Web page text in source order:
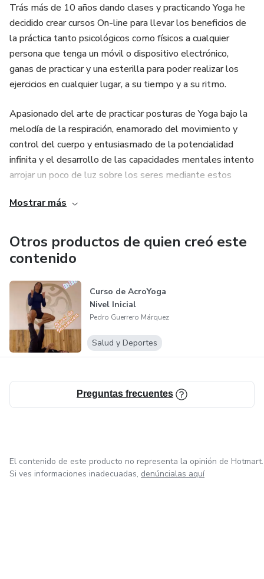
Trás más de 10 años dando clases y practicando Yoga he
decidido crear cursos On-line para llevar los beneficios de
la práctica tanto psicológicos como físicos a cualquier
persona que tenga un móvil o dispositivo electrónico,
ganas de practicar y una esterilla para poder realizar los
ejercicios en cualquier lugar, a su tiempo y a su ritmo.
Apasionado del arte de practicar posturas de Yoga bajo la
melodía de la respiración, enamorado del movimiento y
control del cuerpo y entusiasmado de la potencialidad
infinita y el desarrollo de las capacidades mentales intento
arrojar un poco de luz sobre los seres mediante estos
hora de materializar sus sueños e ilusiones.
Mostrar más
Otros productos de quien creó este
contenido
Curso de AcroYoga
Nivel Inicial
Pedro Guerrero Márquez
Salud y Deportes
Preguntas frecuentes
El contenido de este producto no representa la opinión de Hotmart.
Si ves informaciones inadecuadas, denúncialas aquí